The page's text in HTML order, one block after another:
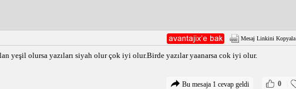
Mesaj Linkini Kopyala
yeşil olursa yazıları siyah olur çok iyi olur.Birde yazılar yaanarsa cok iyi olur.
0
Bu mesaja 1 cevap geldi